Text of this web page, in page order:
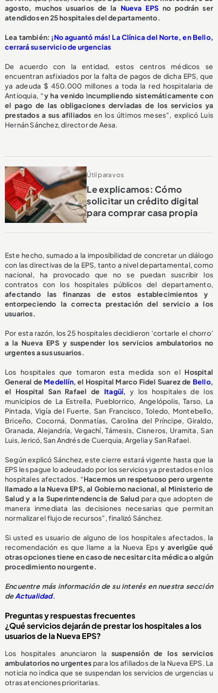
agosto, muchos usuarios de la Nueva EPS no podrán ser
atendidos en 25 hospitales del departamento.
Lea también: ¡No aguantó más! La Clínica del Norte, en Bello,
cerrará su servicio de urgencias
De acuerdo con la entidad, estos centros médicos se
encuentran asfixiados por la falta de pagos de dicha EPS, que
ya adeuda $ 450.000 millones a toda la red hospitalaria de
Antioquia, “y ha venido incumpliendo sistemáticamente con
el pago de las obligaciones derviadas de los servicios ya
prestados a sus afiliados en los últimos meses”, explicó Luis
Hernán Sánchez, director de Aesa.
Útil para vos
Le explicamos: Cómo
solicitar un crédito digital
para comprar casa propia
Este hecho, sumado a la imposibilidad de concretar un diálogo
con las directivas de la EPS, tanto a nivel departamental, como
nacional, ha provocado que no se puedan suscribir los
contratos con los hospitales públicos del departamento,
afectando las finanzas de estos establecimientos y
entorpeciendo la correcta prestación del servicio a los
usuarios.
Por esta razón, los 25 hospitales decidieron ‘cortarle el chorro’
a la Nueva EPS y suspender los servicios ambulatorios no
urgentes a sus usuarios.
Los hospitales que tomaron esta medida son el Hospital
General de Medellín, el Hospital Marco Fidel Suarez de Bello,
el Hospital San Rafael de Itagüí, y los hospitales de los
municipios de La Estrella, Pueblorrico, Angelópolis, Tarso, La
Pintada, Vigía del Fuerte, San Francisco, Toledo, Montebello,
Briceño, Cocorná, Donmatías, Carolina del Príncipe, Giraldo,
Granada, Alejandría, Vegachí, Támesis, Cisneros, Uramita, San
Luis, Jericó, San Andrés de Cuerquia, Argelia y San Rafael.
Según explicó Sánchez, este cierre estará vigente hasta que la
EPS les pague lo adeudado por los servicios ya prestados en los
hospitales afectados. “Hacemos un respetuoso pero urgente
llamado a la Nueva EPS, al Gobierno nacional, al Ministerio de
Salud y a la Superintendencia de Salud para que adopten de
manera inmediata las decisiones necesarias que permitan
normalizar el flujo de recursos”, finalizó Sánchez.
Si usted es usuario de alguno de los hospitales afectados, la
recomendación es que llame a la Nueva Epsy averigüe qué
otras opciones tiene en caso de necesitar cita médica o algún
procedimiento no urgente.
Encuentre más información de su interés en nuestra sección
deActualidad.
Preguntas y respuestas frecuentes
¿Qué servicios dejarán de prestar los hospitales a los
usuarios de la Nueva EPS?
Los hospitales anunciaron la suspensión de los servicios
ambulatorios no urgentes para los afiliados de la Nueva EPS. La
noticia no indica que se suspendan los servicios de urgencias u
otras atenciones prioritarias.